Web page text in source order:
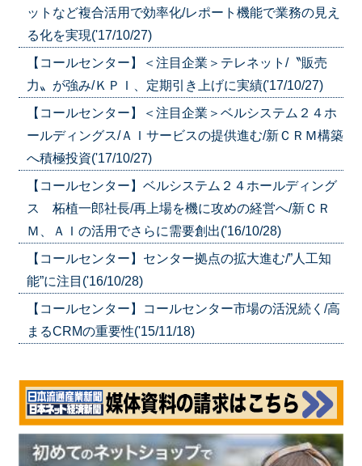
ットなど複合活用で効率化/レポート機能で業務の見え
る化を実現('17/10/27)
【コールセンター】＜注目企業＞テレネット/〝販売
力〟が強み/ＫＰＩ、定期引き上げに実績('17/10/27)
【コールセンター】＜注目企業＞ベルシステム２４ホ
ールディングス/ＡＩサービスの提供進む/新ＣＲＭ構築
へ積極投資('17/10/27)
【コールセンター】ベルシステム２４ホールディング
ス 柘植一郎社長/再上場を機に攻めの経営へ/新ＣＲ
Ｍ、ＡＩの活用でさらに需要創出('16/10/28)
【コールセンター】センター拠点の拡大進む/”人工知
能”に注目('16/10/28)
【コールセンター】コールセンター市場の活況続く/高
まるCRMの重要性('15/11/18)